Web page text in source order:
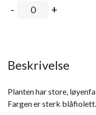
Beskrivelse
Planten har store,
Fargen er sterk blåfiolett.